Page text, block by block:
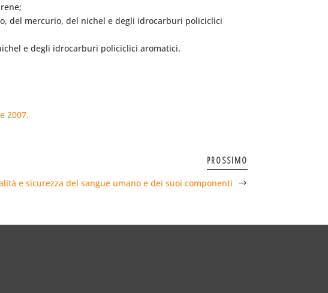
del mercurio, del nichel e degli idrocarburi policiclici
e degli idrocarburi policiclici aromatici.
2007.
PROSSIMO
e sicurezza del sangue umano e dei suoi componenti